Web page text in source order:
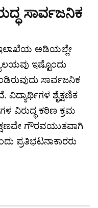
ಸಾರ್ವಜನಿಕ
ಇಲಾಖೆಯ ಅಡಿಯಲ್ಲೇ
ಇಷ್ಟೊಂದು
ಸಾರ್ವಜನಿಕ
ಶೈಕ್ಷಣಿಕ
ವಿರುದ್ಧ ಕಠಿಣ ಕ್ರಮ
ಗೌರವಯುತವಾಗಿ
ಪ್ರತಿಭಟನಾಕಾರರು